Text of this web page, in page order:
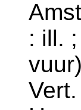
: ill.
vuur)